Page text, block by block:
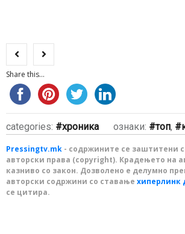
Share this...
categories: хроника ознаки: топ,
Pressingtv.mk - содржините се заштитени
авторски права (copyright). Крадењето на
казниво со закон. Дозволено е делумно
авторски содржини со ставање хиперлинк
се цитира.